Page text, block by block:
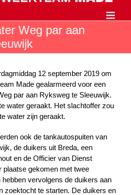
Weg par aan
12 september 2019 om
Made gealarmeerd voor een
par aan Ryksweg te Sleeuwijk.
water geraakt. Het slachtoffer zou
water zijn geraakt.
ook de tankautospuiten van
de duikers uit Breda, een
en de Officier van Dienst
plaatse gekomen met twee
vervolgens de duikers aan
zoektocht te starten. De duikers en